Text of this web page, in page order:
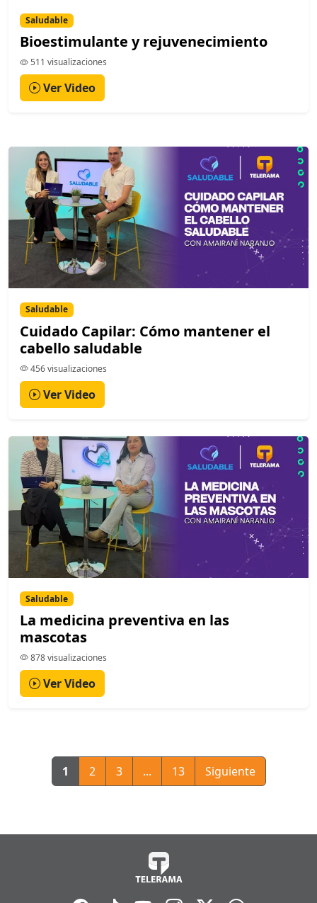
Saludable
Bioestimulante y rejuvenecimiento
511 visualizaciones
Ver Video
Saludable
Cuidado Capilar: Cómo mantener el
cabello saludable
456 visualizaciones
Ver Video
Saludable
La medicina preventiva en las
mascotas
878 visualizaciones
Ver Video
1 2 3 ... 13 Siguiente